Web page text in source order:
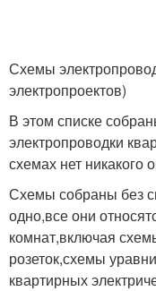
Схемы
электропроектов)
В этом списке
электропроводки
схемах нет никакого
Схемы собраны без
одно,все они
комнат,включая
розеток,схемы
квартирных